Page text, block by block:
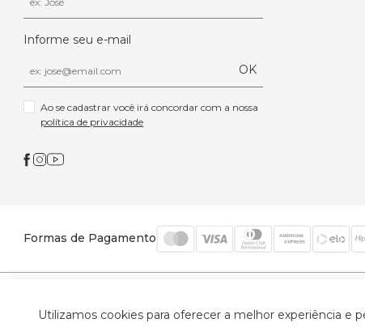
Informe seu e-mail
OK
política de privacidade
Formas de Pagamento
Utilizamos cookies para oferecer a melhor experiência e